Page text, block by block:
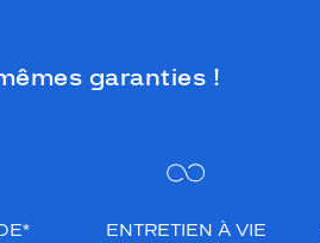
garanties !
ENTRETIEN À VIE